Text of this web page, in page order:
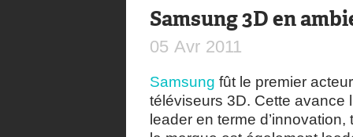
Samsung 3D en
05 Avr 2011
Samsung fût le premier
téléviseurs 3D. Cette avance
leader en terme